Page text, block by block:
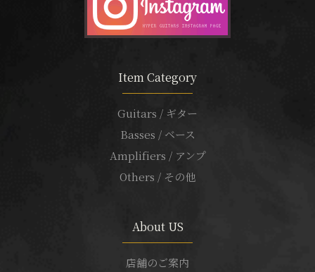
Item Category
Guitars / ギター
Basses / ベース
Amplifiers / アンプ
Others / その他
About US
店舗のご案内